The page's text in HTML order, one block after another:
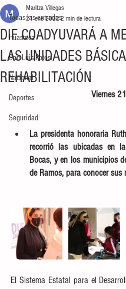
Todas las entradas
Huasteca
San Luis Potosí
Nacional
Deportes
Seguridad
DIF COADYUVARÁ A
LAS UNIDADES
REHABILITACIÓN
Maritza Villegas
21 ene 20222 min de lectura
Viernes
La presidenta honoraria
recorrió las ubicadas en
Bocas, y en los municipios
de Ramos, para conocer sus
El Sistema Estatal para el